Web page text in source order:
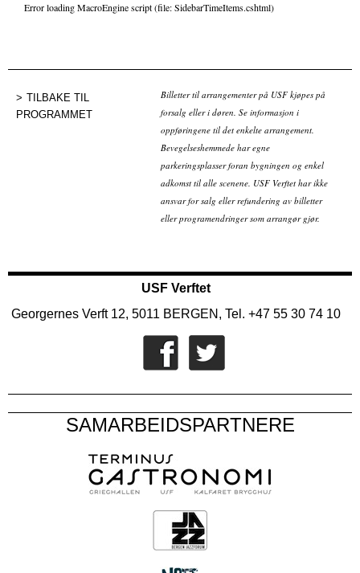
Error loading MacroEngine script (file: SidebarTimeItems.cshtml)
TILBAKE TIL
PROGRAMMET
Billetter til arrangementer på USF kjøpes på
forsalg eller i døren. Se informasjon i
oppføringene til det enkelte arrangement.
Bevegelseshemmede har egne
parkeringsplasser foran bygningen og enkel
adkomst til alle scenene. USF Verftet har ikke
ansvar for salg eller refundering av billetter
eller programendringer som arrangør gjør.
USF Verftet
Georgernes Verft 12, 5011 BERGEN, Tel. +47 55 30 74 10
SAMARBEIDSPARTNERE